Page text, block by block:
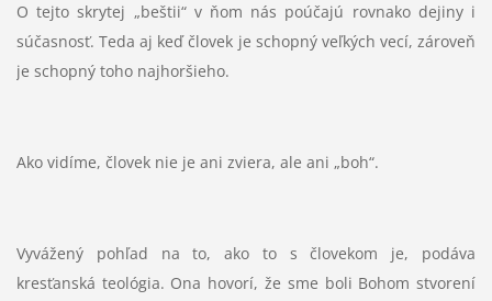
O tejto skrytej „beštii“ v ňom nás poúčajú rovnako dejiny i
súčasnosť. Teda aj keď človek je schopný veľkých vecí, zároveň
je schopný toho najhoršieho.
Ako vidíme, človek nie je ani zviera, ale ani „boh“.
Vyvážený pohľad na to, ako to s človekom je, podáva
kresťanská teológia. Ona hovorí, že sme boli Bohom stvorení